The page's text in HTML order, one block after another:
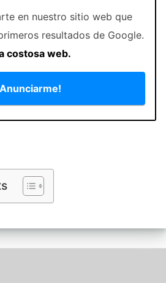
en nuestro sitio web que
resultados de Google.
costosa web.